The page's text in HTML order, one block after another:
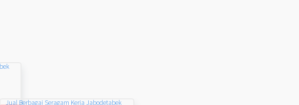
Jual Berbagai Seragam Kerja Jabodetabek